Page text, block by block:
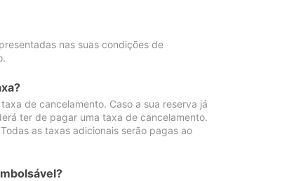
nas suas condições de
de cancelamento. Caso a sua reserva já
ter de pagar uma taxa de cancelamento.
as taxas adicionais serão pagas ao